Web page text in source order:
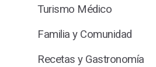
Turismo Médico
Familia y Comunidad
Recetas y Gastronomía